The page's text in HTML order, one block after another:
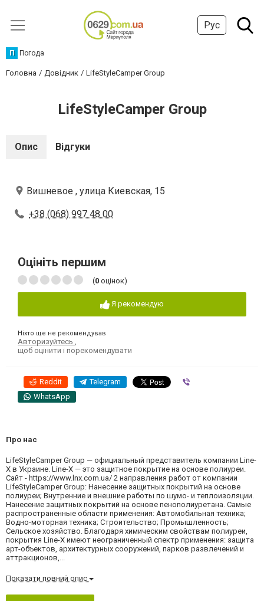
Рус
П Погода
Головна Довідник LifeStyleCamper Group
LifeStyleCamper Group
Опис Відгуки
Вишневое , улица Киевская, 15
+38 (068) 997 48 00
Оцініть першим
(0 оцінок)
Я рекомендую
Ніхто ще не рекомендував
Авторизуйтесь
щоб оцінити і порекомендувати
Reddit Telegram
WhatsApp
Про нас
LifeStyleCamper Group — официальный представитель компании Line-
X в Украине. Line-X — это защитное покрытие на основе полиуреи.
Сайт - https://www.lnx.com.ua/ 2 направления работ от компании
LifeStyleCamper Group: Нанесение защитных покрытий на основе
полиуреи; Внутренние и внешние работы по шумо- и теплоизоляции.
Нанесение защитных покрытий на основе пенополиуретана. Самые
распространенные области применения: Автомобильная техника;
Водно-моторная техника; Строительство; Промышленность;
Сельское хозяйство. Благодаря химическим свойствам полиуреи,
покрытия Line-X имеют неограниченный спектр применения: защита
арт-объектов, архитектурных сооружений, парков развлечений и
аттракционов,...
Показати повний опис